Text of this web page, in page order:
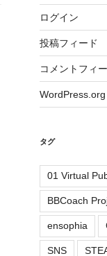
ログイン
投稿フィード
コメントフィ
WordPress.org
タグ
01 Virtual
BBCoach
ensophia
SNS